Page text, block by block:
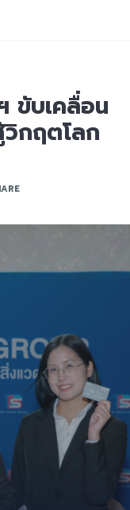
ขับเคลื่อน
กฤตโลก